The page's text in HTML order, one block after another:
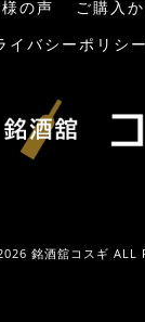
の声 ご購入
イバシーポリシー
銘酒舘コスギ ALL